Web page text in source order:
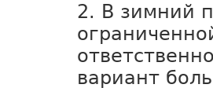
В зимний
вариант